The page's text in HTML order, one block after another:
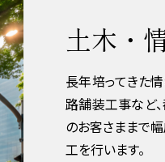
土木・
⻑年培ってきた
路舗装⼯事など
のお客さままで
⼯を⾏います。